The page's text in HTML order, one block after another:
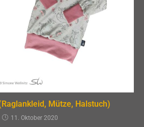
Mütze, Halstuch)
11. Oktober 2020